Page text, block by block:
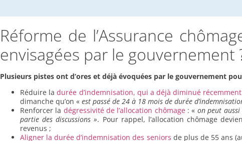
Réforme de l’Assurance
envisagées par le gouvernement
Plusieurs pistes ont d’ores et déjà évoquées par le gouvernement
Réduire ladurée d’indemnisation, qui a déjà diminué récemment
dimanche qu’on « est passé de 24 à 18 mois de durée
Renforcer la dégressivité de l’allocation chômage : « on peut
partie des discussions ». Pour rappel, l’allocation chômage
revenus ;
Aligner la durée d’indemnisation des seniors de plus de 55 ans